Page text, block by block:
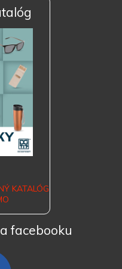
KATALÓG
facebooku